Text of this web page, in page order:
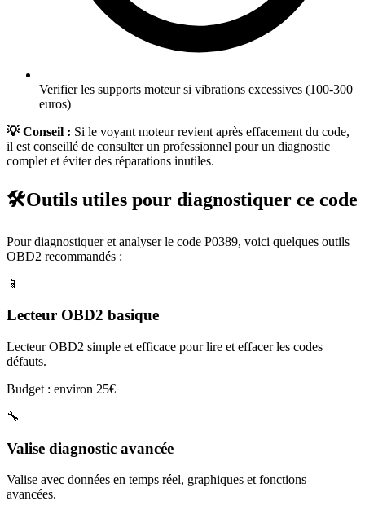
Verifier les supports moteur si vibrations excessives (100-300
euros)
💡 Conseil : Si le voyant moteur revient après effacement du code,
il est conseillé de consulter un professionnel pour un diagnostic
complet et éviter des réparations inutiles.
🛠️Outils utiles pour diagnostiquer ce code
Pour diagnostiquer et analyser le code P0389, voici quelques outils
OBD2 recommandés :
📱
Lecteur OBD2 basique
Lecteur OBD2 simple et efficace pour lire et effacer les codes
défauts.
Budget : environ 25€
🔧
Valise diagnostic avancée
Valise avec données en temps réel, graphiques et fonctions
avancées.